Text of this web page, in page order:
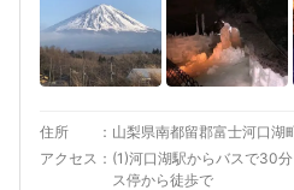
住所
アクセス
(1)河口湖駅からバスで30分 風穴または氷穴バ
ス停から徒歩で